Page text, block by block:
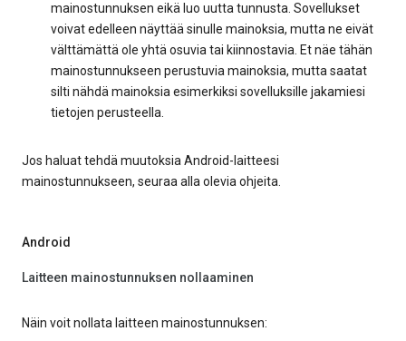
mainostunnuksen eikä luo uutta tunnusta. Sovellukset
voivat edelleen näyttää sinulle mainoksia, mutta ne eivät
välttämättä ole yhtä osuvia tai kiinnostavia. Et näe tähän
mainostunnukseen perustuvia mainoksia, mutta saatat
silti nähdä mainoksia esimerkiksi sovelluksille jakamiesi
tietojen perusteella.
Jos haluat tehdä muutoksia Android-laitteesi
mainostunnukseen, seuraa alla olevia ohjeita.
Android
Laitteen mainostunnuksen nollaaminen
Näin voit nollata laitteen mainostunnuksen: